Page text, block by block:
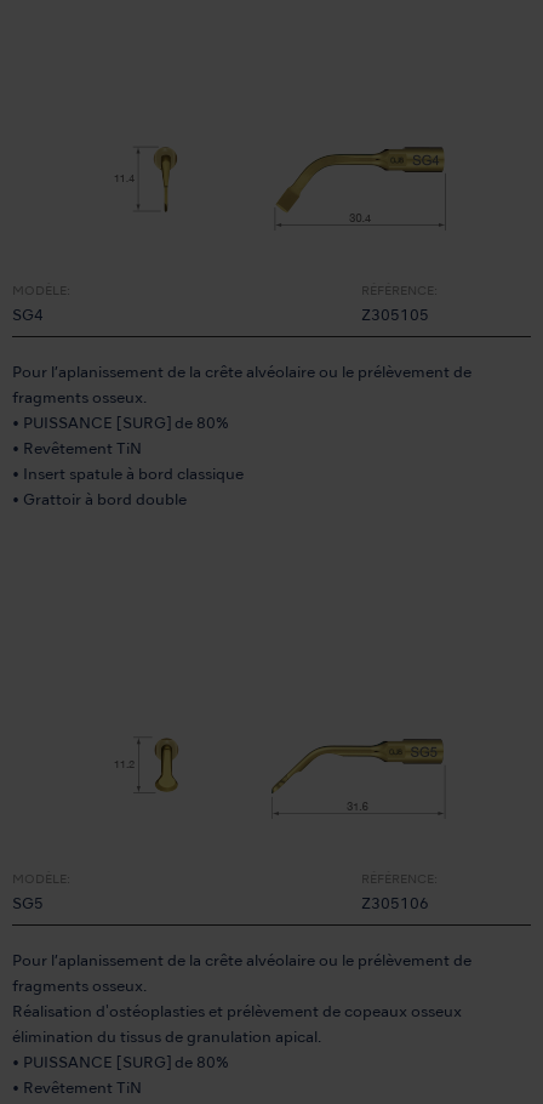
MODÈLE:
SG4
RÉFÉRENCE:
Z305105
Pour l’aplanissement de la crête alvéolaire ou le prélèvement de
fragments osseux.
• PUISSANCE [SURG] de 80%
• Revêtement TiN
• Insert spatule à bord classique
• Grattoir à bord double
MODÈLE:
SG5
RÉFÉRENCE:
Z305106
Pour l’aplanissement de la crête alvéolaire ou le prélèvement de
fragments osseux.
Réalisation d'ostéoplasties et prélèvement de copeaux osseux
élimination du tissus de granulation apical.
• PUISSANCE [SURG] de 80%
• Revêtement TiN